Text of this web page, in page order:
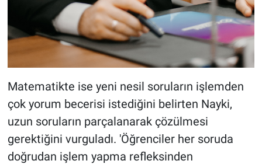
Matematikte ise yeni nesil soruların işlemden
çok yorum becerisi istediğini belirten Nayki,
uzun soruların parçalanarak çözülmesi
gerektiğini vurguladı. 'Öğrenciler her soruda
doğrudan işlem yapma refleksinden